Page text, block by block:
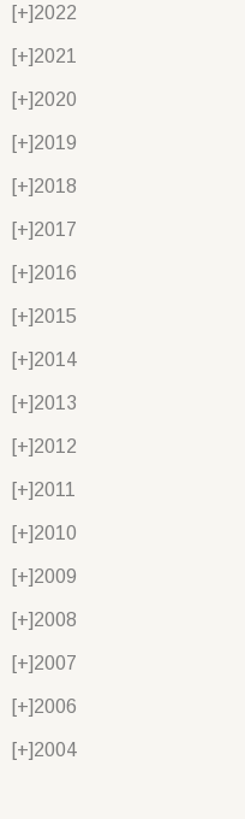
[+]2022
[+]2021
[+]2020
[+]2019
[+]2018
[+]2017
[+]2016
[+]2015
[+]2014
[+]2013
[+]2012
[+]2011
[+]2010
[+]2009
[+]2008
[+]2007
[+]2006
[+]2004